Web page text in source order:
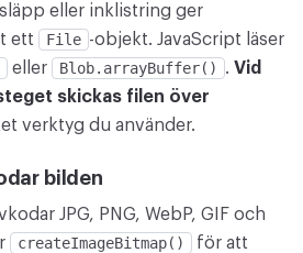
eller inklistring ger
ett
File -objekt. JavaScript läser
eller Blob.arrayBuffer() . Vid
skickas filen över
verktyg du använder.
bilden
JPG, PNG, WebP, GIF och
createImageBitmap()
för att